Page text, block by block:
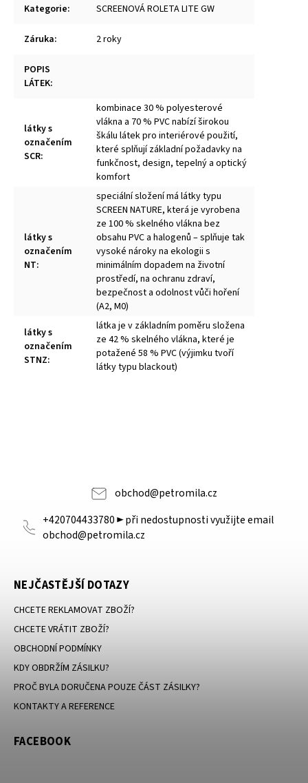
Kategorie: SCREENOVÁ ROLETA LITE GW
Záruka: 2 roky
POPIS
LÁTEK:
látky s
označením
SCR:
kombinace 30 % polyesterové
vlákna a 70 % PVC nabízí širokou
škálu látek pro interiérové použití,
které splňují základní požadavky na
funkčnost, design, tepelný a optický
komfort
látky s
označením
NT:
speciální složení má látky typu
SCREEN NATURE, která je vyrobena
ze 100 % skelného vlákna bez
obsahu PVC a halogenů – splňuje tak
vysoké nároky na ekologii s
minimálním dopadem na životní
prostředí, na ochranu zdraví,
bezpečnost a odolnost vůči hoření
(A2, M0)
látky s
označením
STNZ:
látka je v základním poměru složena
ze 42 % skelného vlákna, které je
potažené 58 % PVC (výjimku tvoří
látky typu blackout)
obchod@petromila.cz
+420704433780 ► při nedostupnosti využijte email
obchod@petromila.cz
NEJČASTĚJŠÍ DOTAZY
CHCETE REKLAMOVAT ZBOŽÍ?
CHCETE VRÁTIT ZBOŽÍ?
OBCHODNÍ PODMÍNKY
KDY OBDRŽÍM ZÁSILKU?
PROČ BYLA DORUČENA POUZE ČÁST ZÁSILKY?
KONTAKTY A REFERENCE
FACEBOOK